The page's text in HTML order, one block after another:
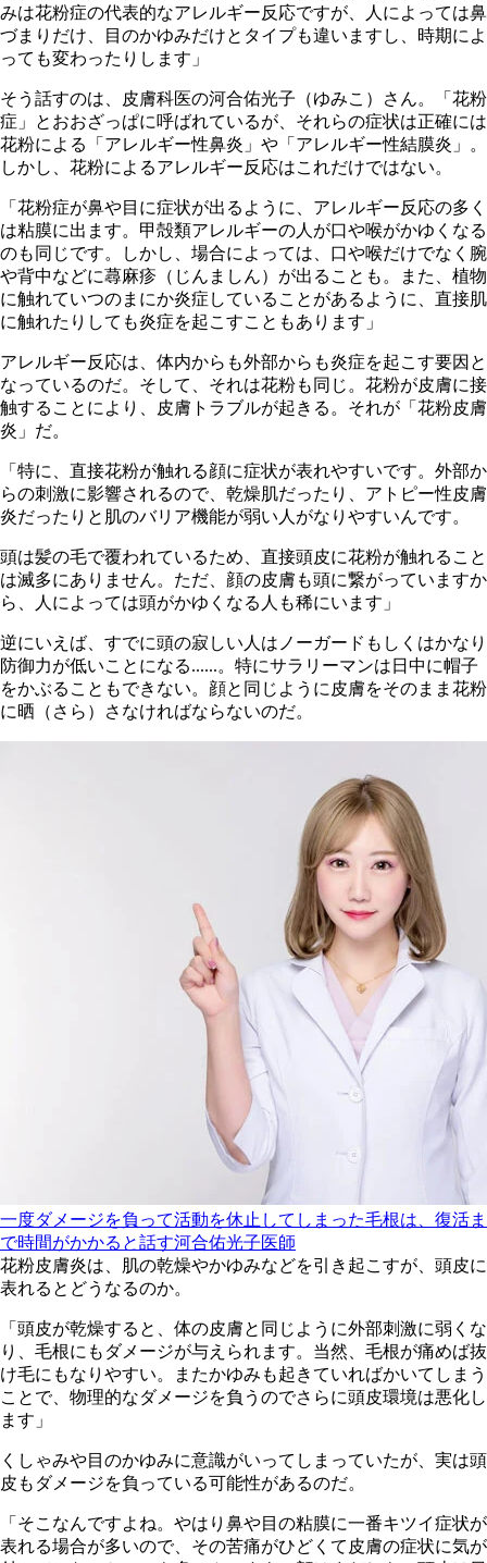
みは花粉症の代表的なアレルギー反応ですが、人によっては鼻
づまりだけ、目のかゆみだけとタイプも違いますし、時期によ
っても変わったりします」
そう話すのは、皮膚科医の河合佑光子（ゆみこ）さん。「花粉
症」とおおざっぱに呼ばれているが、それらの症状は正確には
花粉による「アレルギー性鼻炎」や「アレルギー性結膜炎」。
しかし、花粉によるアレルギー反応はこれだけではない。
「花粉症が鼻や目に症状が出るように、アレルギー反応の多く
は粘膜に出ます。甲殻類アレルギーの人が口や喉がかゆくなる
のも同じです。しかし、場合によっては、口や喉だけでなく腕
や背中などに蕁麻疹（じんましん）が出ることも。また、植物
に触れていつのまにか炎症していることがあるように、直接肌
に触れたりしても炎症を起こすこともあります」
アレルギー反応は、体内からも外部からも炎症を起こす要因と
なっているのだ。そして、それは花粉も同じ。花粉が皮膚に接
触することにより、皮膚トラブルが起きる。それが「花粉皮膚
炎」だ。
「特に、直接花粉が触れる顔に症状が表れやすいです。外部か
らの刺激に影響されるので、乾燥肌だったり、アトピー性皮膚
炎だったりと肌のバリア機能が弱い人がなりやすいんです。
頭は髪の毛で覆われているため、直接頭皮に花粉が触れること
は滅多にありません。ただ、顔の皮膚も頭に繋がっていますか
ら、人によっては頭がかゆくなる人も稀にいます」
逆にいえば、すでに頭の寂しい人はノーガードもしくはかなり
防御力が低いことになる......。特にサラリーマンは日中に帽子
をかぶることもできない。顔と同じように皮膚をそのまま花粉
に晒（さら）さなければならないのだ。
一度ダメージを負って活動を休止してしまった毛根は、復活ま
で時間がかかると話す河合佑光子医師
花粉皮膚炎は、肌の乾燥やかゆみなどを引き起こすが、頭皮に
表れるとどうなるのか。
「頭皮が乾燥すると、体の皮膚と同じように外部刺激に弱くな
り、毛根にもダメージが与えられます。当然、毛根が痛めば抜
け毛にもなりやすい。またかゆみも起きていればかいてしまう
ことで、物理的なダメージを負うのでさらに頭皮環境は悪化し
ます」
くしゃみや目のかゆみに意識がいってしまっていたが、実は頭
皮もダメージを負っている可能性があるのだ。
「そこなんですよね。やはり鼻や目の粘膜に一番キツイ症状が
表れる場合が多いので、その苦痛がひどくて皮膚の症状に気が